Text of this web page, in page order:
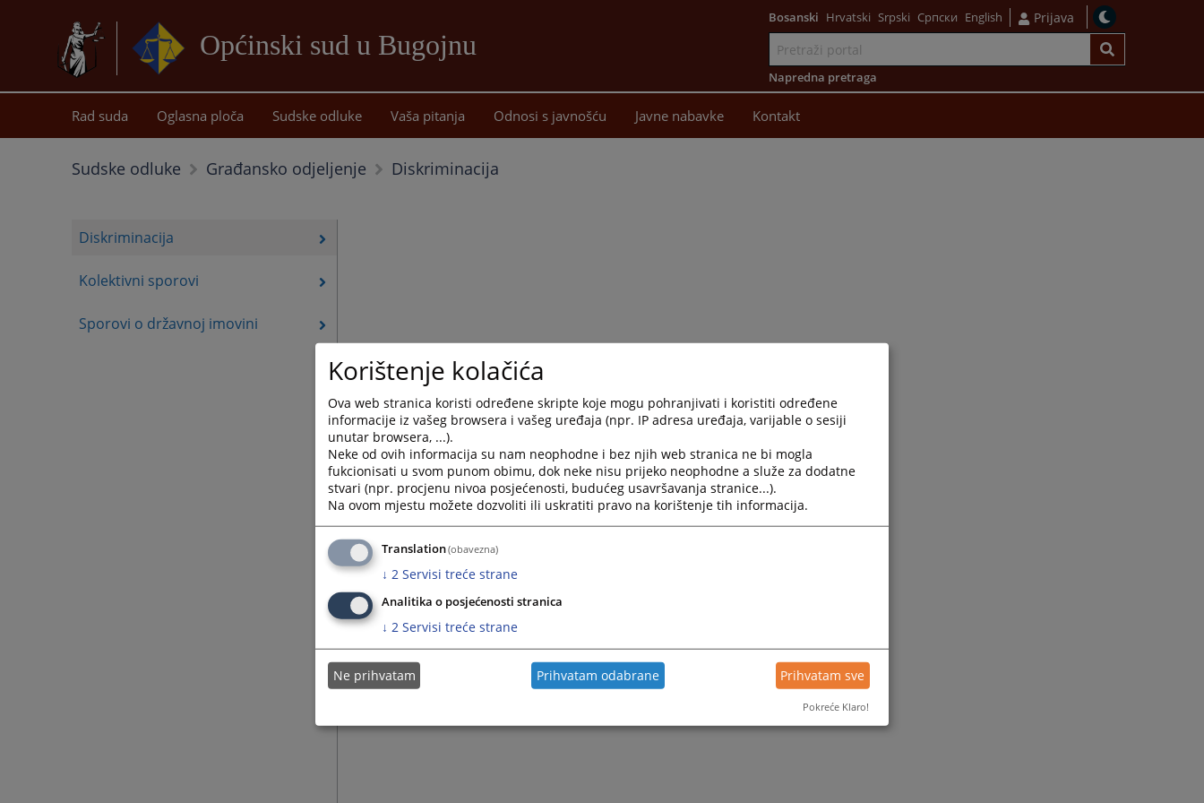
Općinski sud u Bugojnu
sadržaj
Bosanski Hrvatski Srpski Српски English Prijava
Napredna pretraga
Rad suda Oglasna ploča Sudske odluke Vaša pitanja Odnosi s javnošću Javne nabavke Kontakt
Sudske odluke Građansko odjeljenje Diskriminacija
Diskriminacija
Kolektivni sporovi
Sporovi o državnoj imovini
Korištenje kolačića
Ova web stranica koristi određene skripte koje mogu pohranjivati i koristiti određene
informacije iz vašeg browsera i vašeg uređaja (npr. IP adresa uređaja, varijable o sesiji
unutar browsera, ...).
Neke od ovih informacija su nam neophodne i bez njih web stranica ne bi mogla
fukcionisati u svom punom obimu, dok neke nisu prijeko neophodne a služe za dodatne
stvari (npr. procjenu nivoa posjećenosti, budućeg usavršavanja stranice...).
Na ovom mjestu možete dozvoliti ili uskratiti pravo na korištenje tih informacija.
Translation(obavezna)
↓ 2 Servisi treće strane
Analitika o posjećenosti stranica
↓ 2 Servisi treće strane
Ne prihvatam Prihvatam odabrane Prihvatam sve
Pokreće Klaro!